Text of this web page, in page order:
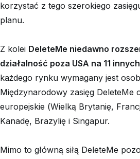
korzystać z tego szerokiego
planu.
Z kolei DeleteMe niedawno
działalność poza USA na 11
każdego rynku wymagany jest
Międzynarodowy zasięg DeleteMe
europejskie (Wielką Brytanię,
Kanadę, Brazylię i Singapur.
Mimo to główną siłą DeleteMe